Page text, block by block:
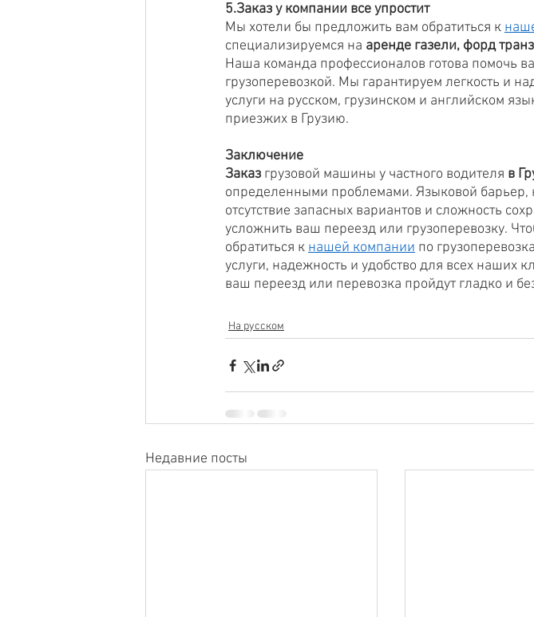
5.Заказ у компании все упростит
Мы хотели бы предложить вам обратиться к
специализируемся на аренде газели, форд
Наша команда профессионалов готова помочь
грузоперевозкой. Мы гарантируем легкость и
услуги на русском, грузинском и английском
приезжих в Грузию.
Заключение
Заказ грузовой машины у частного водителя в
определенными проблемами. Языковой барьер,
отсутствие запасных вариантов и сложность
усложнить ваш переезд или грузоперевозку.
обратиться к нашей компании по
услуги, надежность и удобство для всех наших
ваш переезд или перевозка пройдут гладко и
На русском
Недавние посты